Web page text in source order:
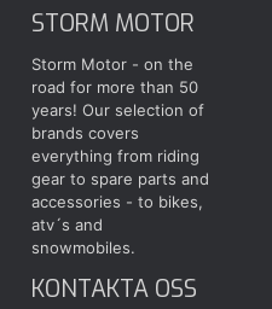
STORM MOTOR
Storm Motor - on the
road for more than 50
years! Our selection of
brands covers
everything from riding
gear to spare parts and
accessories - to bikes,
atv´s and
snowmobiles.
KONTAKTA OSS